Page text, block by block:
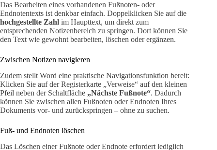
Das Bearbeiten eines vorhandenen Fußnoten- oder
Endnotentexts ist denkbar einfach. Doppelklicken Sie auf die
hochgestellte Zahl im Haupttext, um direkt zum
entsprechenden Notizenbereich zu springen. Dort können Sie
den Text wie gewohnt bearbeiten, löschen oder ergänzen.
Zwischen Notizen navigieren
Zudem stellt Word eine praktische Navigationsfunktion bereit:
Klicken Sie auf der Registerkarte „Verweise“ auf den kleinen
Pfeil neben der Schaltfläche „Nächste Fußnote“. Dadurch
können Sie zwischen allen Fußnoten oder Endnoten Ihres
Dokuments vor- und zurückspringen – ohne zu suchen.
Fuß- und Endnoten löschen
Das Löschen einer Fußnote oder Endnote erfordert lediglich